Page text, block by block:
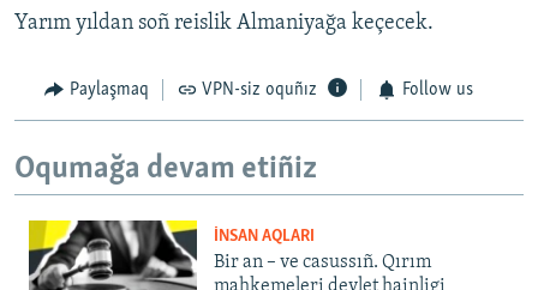
Yarım yıldan soñ reislik Almaniyağa keçecek.
Paylaşmaq VPN-siz oquñız Follow us
Oqumağa devam etiñiz
İNSAN AQLARI
Bir an – ve casussıñ. Qırım